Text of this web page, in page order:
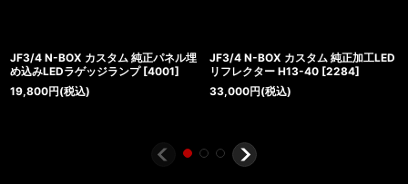
JF3/4 N-BOX カスタム 純正パネル埋
め込みLEDラゲッジランプ [4001]
19,800円(税込)
JF3/4 N-BOX カスタム 純正加工LED
リフレクター H13-40 [2284]
33,000円(税込)